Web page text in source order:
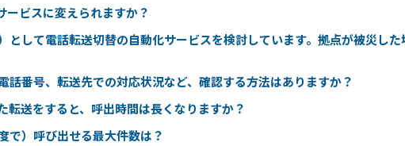
ービスに変えられますか？
として電話転送切替の自動化サービスを検討しています。拠点が被災し
話番号、転送先での対応状況など、確認する方法はありますか？
転送をすると、呼出時間は長くなりますか？
で）呼び出せる最大件数は？